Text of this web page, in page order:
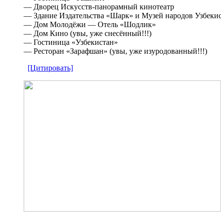
— Дворец Искусств-панорамный кинотеатр
— Здание Издательства «Шарк» и Музей народов
— Дом Молодёжи — Отель «Шодлик»
— Дом Кино (увы, уже снесённый!!!)
— Гостиница «Узбекистан»
— Ресторан «Зарафшан» (увы, уже изуродованный!!!)
[Цитировать]